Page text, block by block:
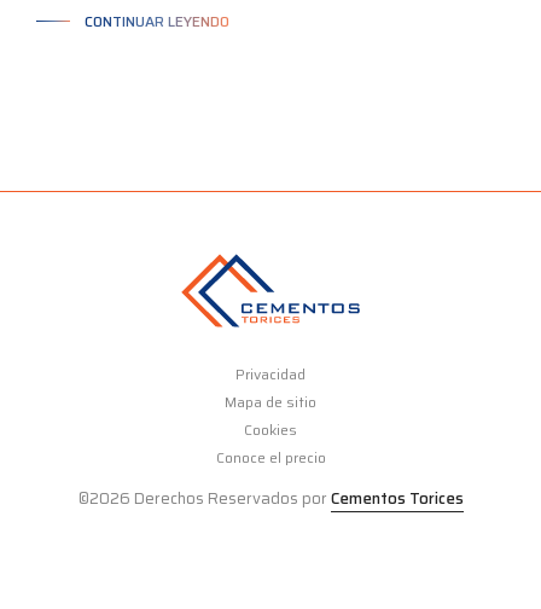
CONTINUAR LEYENDO
Privacidad
Mapa de sitio
Cookies
Conoce el precio
©2026 Derechos Reservados porCementos Torices